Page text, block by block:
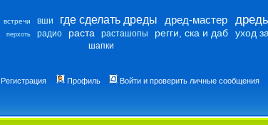
встречи вши где сделать дреды дред-мастер
перхоть радио раста расташопы регги, ска и даб уход
шапки
Регистрация Профиль Войти и проверить личные сообщения